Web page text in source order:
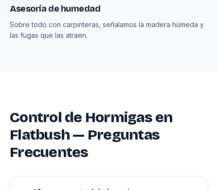
Asesoría de humedad
Sobre todo con carpinteras, señalamos la madera húmeda y
las fugas que las atraen.
Control de Hormigas en
Flatbush — Preguntas
Frecuentes